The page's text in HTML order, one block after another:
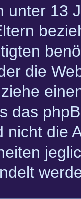
unter 13
die
das
nicht die